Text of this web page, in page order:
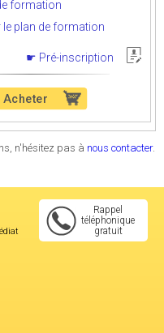
formation
le plan de formation
Pré-inscription
Acheter
n'hésitez pas à nous contacter.
Rappel
téléphonique
gratuit